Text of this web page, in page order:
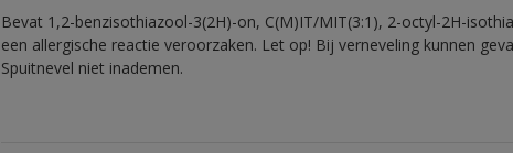
Bevat 1,2-benzisothiazool-3(2H)-on, C(M)IT/MIT(3:1), 2-octyl-2H-
een allergische reactie veroorzaken. Let op! Bij verneveling kunnen
Spuitnevel niet inademen.